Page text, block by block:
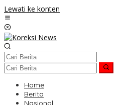
Lewati ke konten
Home
Berita
Nasional